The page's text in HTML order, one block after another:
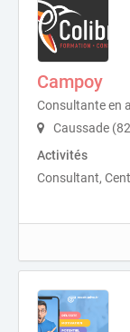
Campoy
Consultante en
Caussade
Activités
Consultant,